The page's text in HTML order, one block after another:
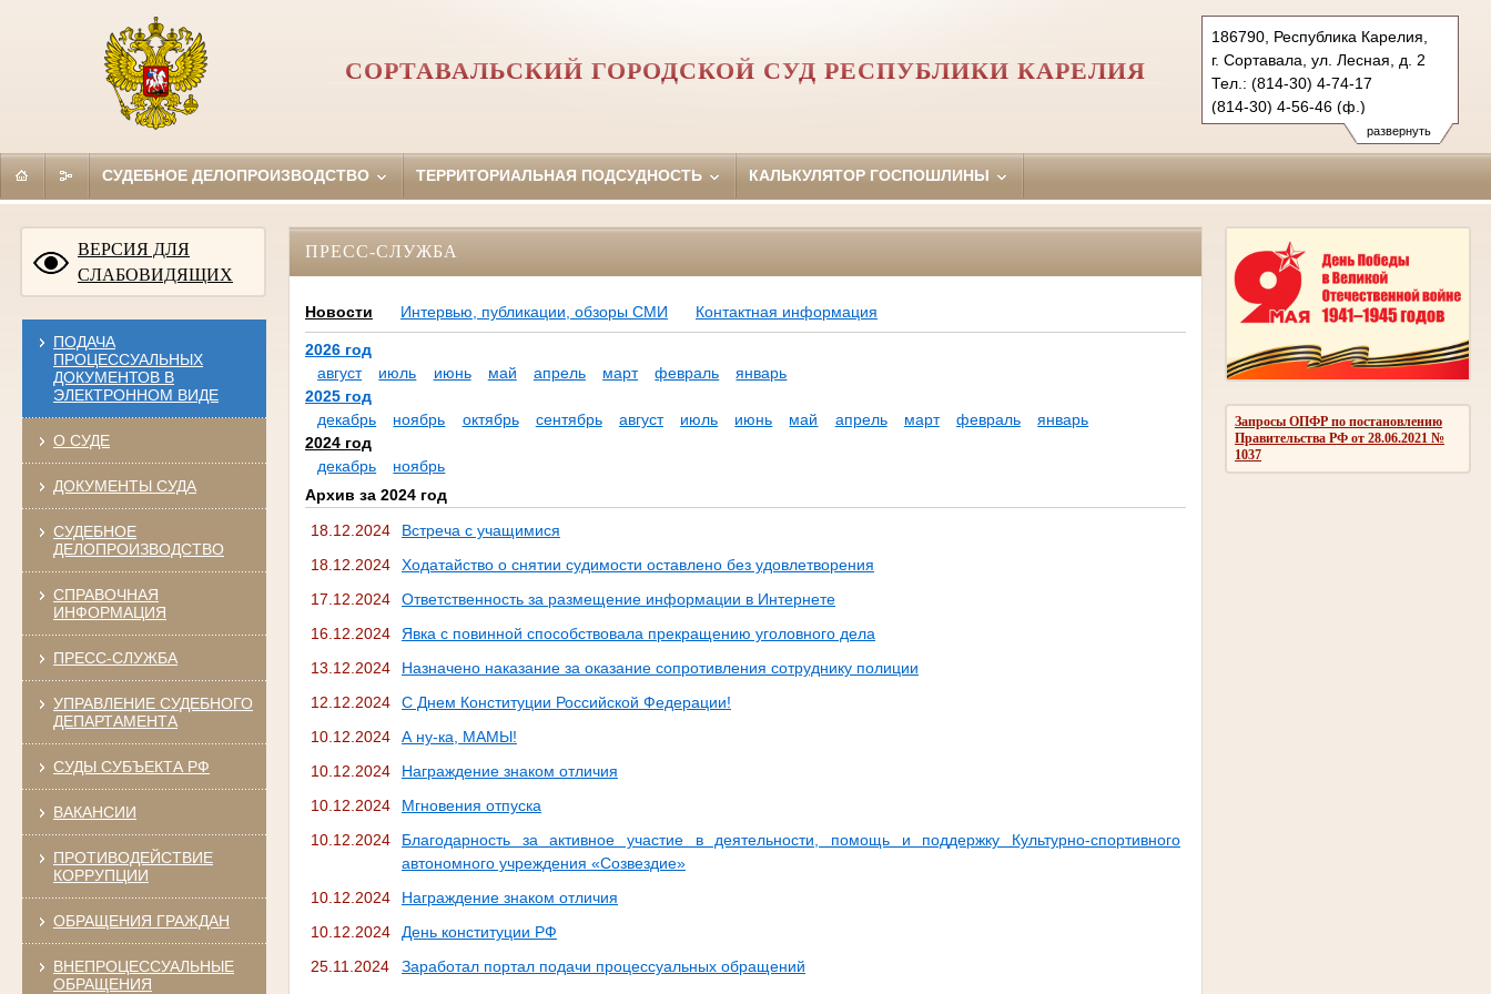
развернуть
186790, Республика Карелия,
г. Сортавала, ул. Лесная, д. 2
Тел.: (814-30) 4-74-17
(814-30) 4-56-46 (ф.)
sortavalsky.kar@sudrf.ru
СОРТАВАЛЬСКИЙ ГОРОДСКОЙ СУД РЕСПУБЛИКИ КАРЕЛИЯ
СУДЕБНОЕ ДЕЛОПРОИЗВОДСТВО ТЕРРИТОРИАЛЬНАЯ ПОДСУДНОСТЬ КАЛЬКУЛЯТОР ГОСПОШЛИНЫ
ВЕРСИЯ ДЛЯ
СЛАБОВИДЯЩИХ
ПОДАЧА
ПРОЦЕССУАЛЬНЫХ
ДОКУМЕНТОВ В
ЭЛЕКТРОННОМ ВИДЕ
О СУДЕ
ДОКУМЕНТЫ СУДА
СУДЕБНОЕ
ДЕЛОПРОИЗВОДСТВО
СПРАВОЧНАЯ
ИНФОРМАЦИЯ
ПРЕСС-СЛУЖБА
УПРАВЛЕНИЕ СУДЕБНОГО
ДЕПАРТАМЕНТА
СУДЫ СУБЪЕКТА РФ
ВАКАНСИИ
ПРОТИВОДЕЙСТВИЕ
КОРРУПЦИИ
ОБРАЩЕНИЯ ГРАЖДАН
ВНЕПРОЦЕССУАЛЬНЫЕ
ОБРАЩЕНИЯ
Запросы ОПФР по постановлению
Правительства РФ от 28.06.2021 №
1037
ПРЕСС-СЛУЖБА
Новости Интервью, публикации, обзоры СМИ Контактная информация
2026 год
август
июль июнь май апрель март февраль
январь
2025 год
декабрь
ноябрь октябрь сентябрь август июль июнь май апрель март февраль
январь
2024 год
декабрь
ноябрь
Архив за 2024 год
18.12.2024
Встреча с учащимися
18.12.2024
Ходатайство о снятии судимости оставлено без удовлетворения
17.12.2024
Ответственность за размещение информации в Интернете
16.12.2024
Явка с повинной способствовала прекращению уголовного дела
13.12.2024
Назначено наказание за оказание сопротивления сотруднику полиции
12.12.2024
С Днем Конституции Российской Федерации!
10.12.2024
А ну-ка, МАМЫ!
10.12.2024
Награждение знаком отличия
10.12.2024
Мгновения отпуска
10.12.2024
Благодарность за активное участие в деятельности, помощь и поддержку Культурно-спортивного
автономного учреждения «Созвездие»
10.12.2024
Награждение знаком отличия
10.12.2024
День конституции РФ
25.11.2024
Заработал портал подачи процессуальных обращений